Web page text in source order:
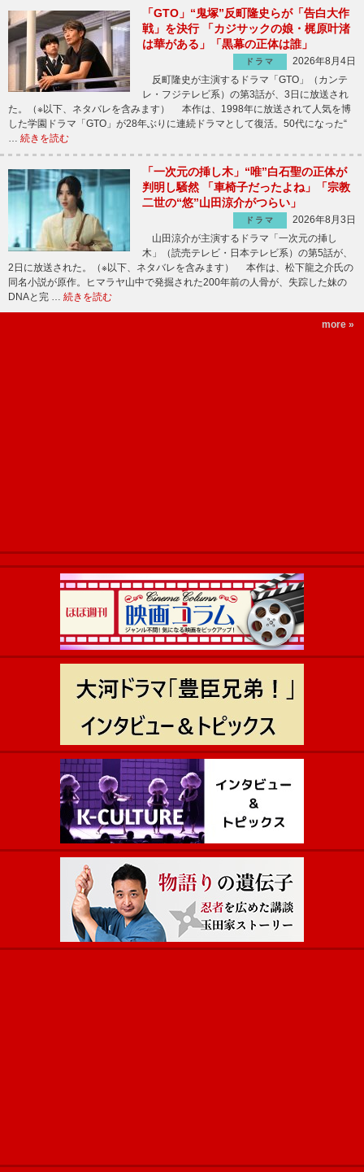
「GTO」“鬼塚”反町隆史らが「告白大作
戦」を決行 「カジサックの娘・梶原叶渚
は華がある」「黒幕の正体は誰」
ドラマ
2026年8月4日
反町隆史が主演するドラマ「GTO」（カンテ
レ・フジテレビ系）の第3話が、3日に放送され
た。（※以下、ネタバレを含みます） 本作は、1998年に放送されて人気を博
した学園ドラマ「GTO」が28年ぶりに連続ドラマとして復活。50代になった“
… 続きを読む
「一次元の挿し木」“唯”白石聖の正体が
判明し騒然 「車椅子だったよね」「宗教
二世の“悠”山田涼介がつらい」
ドラマ
2026年8月3日
山田涼介が主演するドラマ「一次元の挿し
木」（読売テレビ・日本テレビ系）の第5話が、
2日に放送された。（※以下、ネタバレを含みます） 本作は、松下龍之介氏の
同名小説が原作。ヒマラヤ山中で発掘された200年前の人骨が、失踪した妹の
DNAと完 … 続きを読む
more »